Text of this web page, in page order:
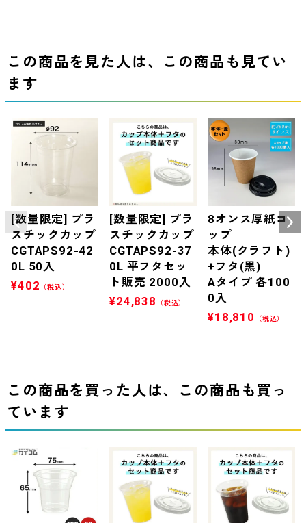
この商品を見た人は、この商品も見てい
ます
[数量限定] プラ
スチックカップ
CGTAPS92-42
0L 50入
¥402 （税込）
[数量限定] プラ
スチックカップ
CGTAPS92-37
0L 平フタセッ
ト販売 2000入
¥24,838 （税込）
8オンス厚紙コ
ップ
本体(クラフト)
+フタ(黒)
Aタイプ 各100
0入
¥18,810 （税込）
この商品を買った人は、この商品も買っ
ています